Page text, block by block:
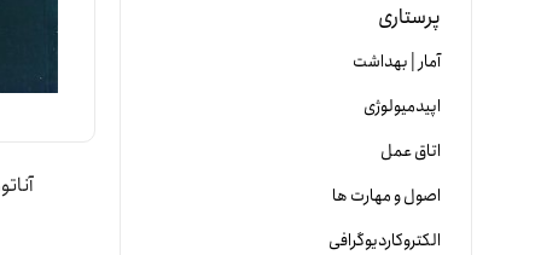
پرستاری
آمار | بهداشت
اپیدمیولوژی
اتاق عمل
اصول و مهارت ها
الکتروکاردیوگرافی